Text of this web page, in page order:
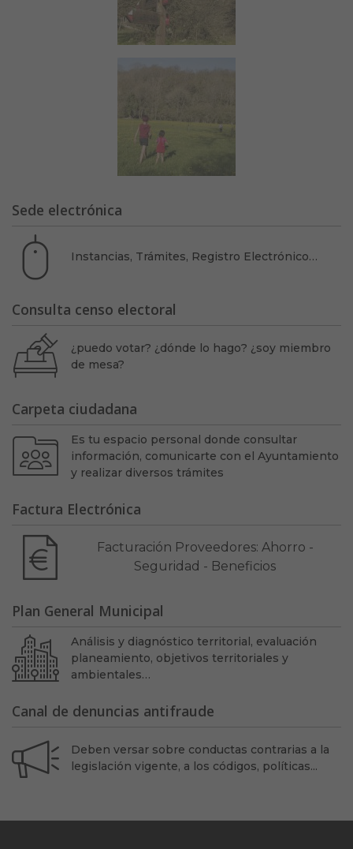
Sede electrónica
Instancias, Trámites, Registro Electrónico…
Consulta censo electoral
¿puedo votar? ¿dónde lo hago? ¿soy miembro
de mesa?
Carpeta ciudadana
Es tu espacio personal donde consultar
información, comunicarte con el Ayuntamiento
y realizar diversos trámites
Factura Electrónica
Facturación Proveedores: Ahorro -
Seguridad - Beneficios
Plan General Municipal
Análisis y diagnóstico territorial, evaluación
planeamiento, objetivos territoriales y
ambientales…
Canal de denuncias antifraude
Deben versar sobre conductas contrarias a la
legislación vigente, a los códigos, políticas...